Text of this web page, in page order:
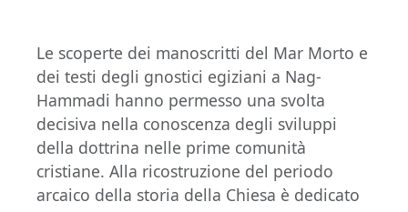
Le scoperte dei manoscritti del Mar Morto e
dei testi degli gnostici egiziani a Nag-
Hammadi hanno permesso una svolta
decisiva nella conoscenza degli sviluppi
della dottrina nelle prime comunità
cristiane. Alla ricostruzione del periodo
arcaico della storia della Chiesa è dedicato